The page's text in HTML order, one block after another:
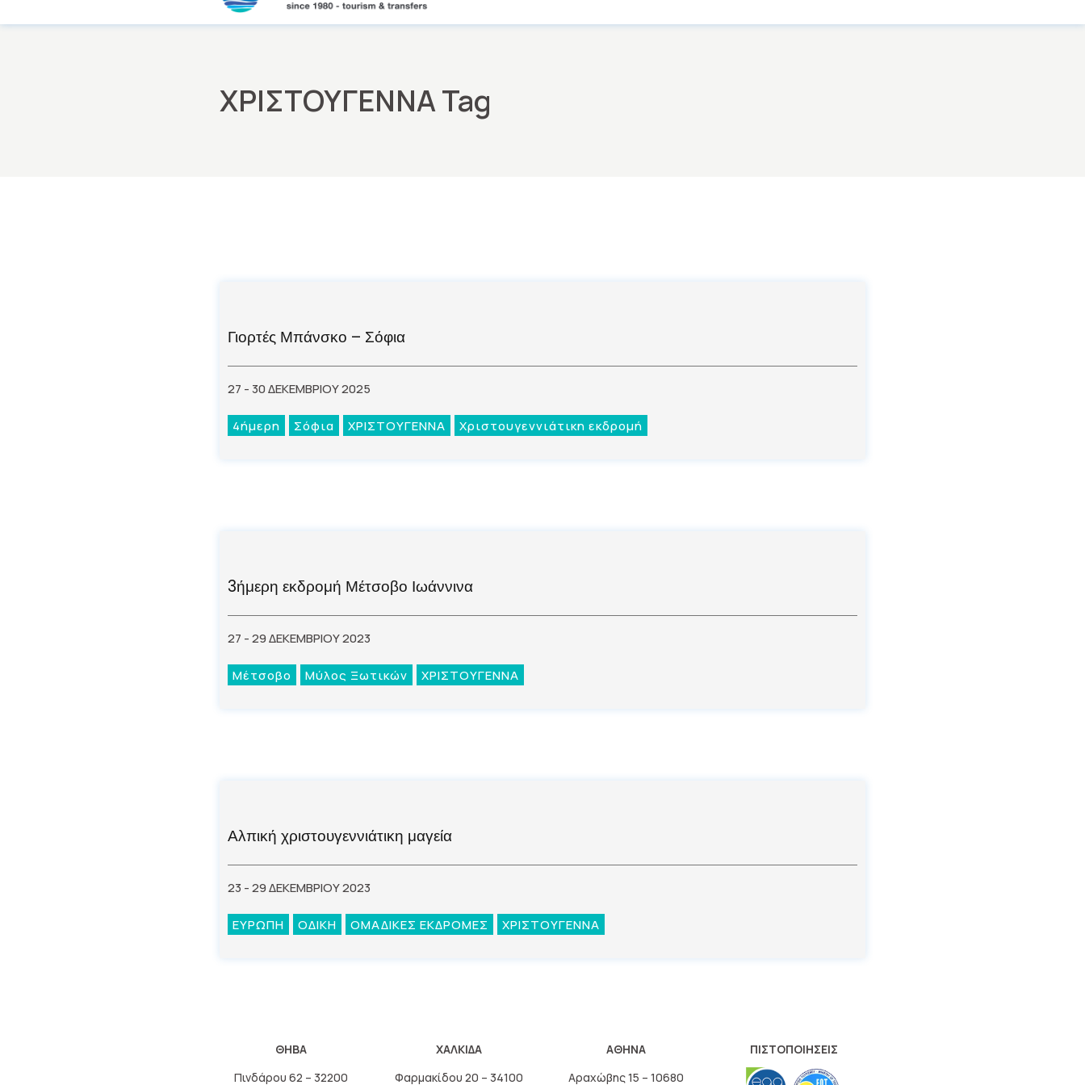
the
ΧΡΙΣΤΟΥΓΕΝΝΑ Tag
Γιορτές Μπάνσκο – Σόφια
27 - 30 ΔΕΚΕΜΒΡΙΟΥ 2025
4ήμερη Σόφια ΧΡΙΣΤΟΥΓΕΝΝΑ Χριστουγεννιάτικη εκδρομή
3ήμερη εκδρομή Μέτσοβο Ιωάννινα
27 - 29 ΔΕΚΕΜΒΡΙΟΥ 2023
Μέτσοβο Μύλος Ξωτικών ΧΡΙΣΤΟΥΓΕΝΝΑ
Αλπική χριστουγεννιάτικη μαγεία
23 - 29 ΔΕΚΕΜΒΡΙΟΥ 2023
ΕΥΡΩΠΗ ΟΔΙΚΗ ΟΜΑΔΙΚΕΣ ΕΚΔΡΟΜΕΣ ΧΡΙΣΤΟΥΓΕΝΝΑ
ΘΗΒΑ
Πινδάρου 62 – 32200
ΧΑΛΚΙΔΑ
Φαρμακίδου 20 – 34100
ΑΘΗΝΑ
Αραχώβης 15 – 10680
ΠΙΣΤΟΠΟΙΗΣΕΙΣ